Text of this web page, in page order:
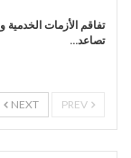
تفاقم الأزمات
تصاعد…
NEXT